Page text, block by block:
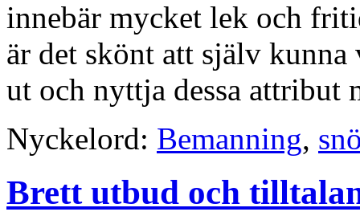
innebär mycket lek och
är det skönt att själv kunna
ut och nyttja dessa attribut
Nyckelord: Bemanning,
Brett utbud och